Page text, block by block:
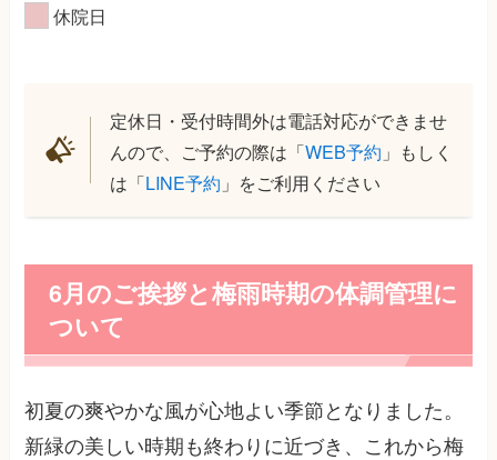
休院日
定休日・受付時間外は電話対応ができませ
んので、ご予約の際は「WEB予約 」もしく
は「LINE予約 」をご利用ください
6月のご挨拶と梅雨時期の体調管理に
ついて
初夏の爽やかな風が心地よい季節となりました。
新緑の美しい時期も終わりに近づき、これから梅